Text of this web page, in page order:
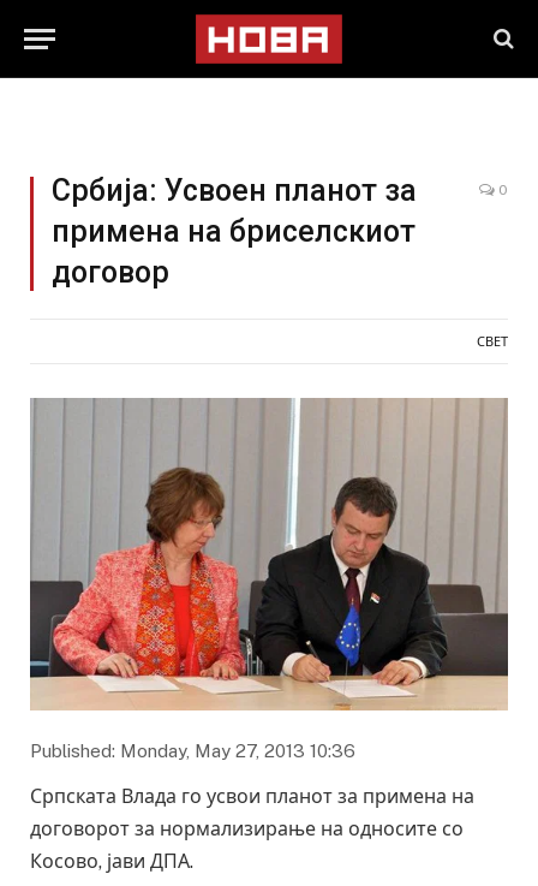
Србија: Усвоен планот за
примена на бриселскиот
договор
0
СВЕТ
Published: Monday, May 27, 2013 10:36
Српската Влада го усвои планот за примена на
договорот за нормализирање на односите со
Косово, јави ДПА.